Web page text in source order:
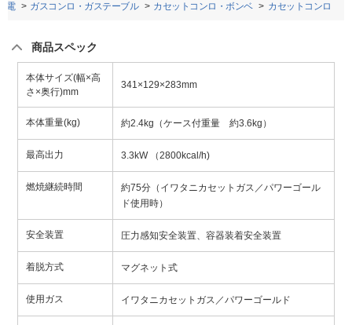
電 ガスコンロ・ガステーブル カセットコンロ・ボンベ カセットコンロ
商品スペック
本体サイズ(幅×高
さ×奥行)mm
341×129×283mm
本体重量(kg) 約2.4kg（ケース付重量 約3.6kg）
最高出力 3.3kW （2800kcal/h)
燃焼継続時間
約75分（イワタニカセットガス／パワーゴール
ド使用時）
安全装置 圧力感知安全装置、容器装着安全装置
着脱方式 マグネット式
使用ガス イワタニカセットガス／パワーゴールド